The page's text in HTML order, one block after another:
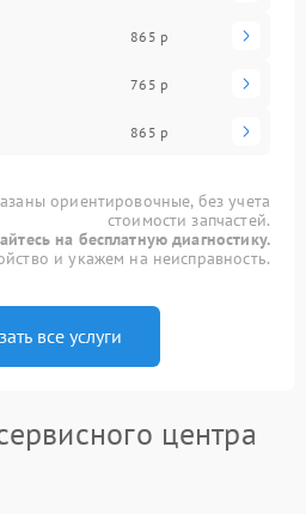
865 р
765 р
865 р
ориентировочные, без учета
стоимости запчастей.
на бесплатную диагностику.
и укажем на неисправность.
все услуги
центра